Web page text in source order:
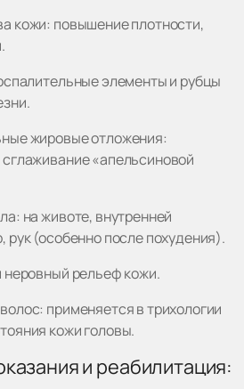
кожи: повышение плотности,
элементы и рубцы
жировые отложения:
«апельсиновой
на животе, внутренней
рук (особенно после похудения).
неровный рельеф кожи.
применяется в трихологии
кожи головы.
и реабилитация: